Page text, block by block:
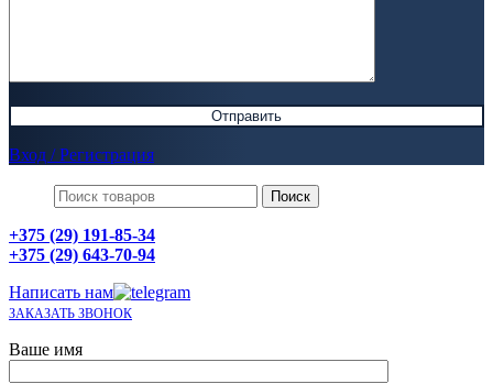
Вход / Регистрация
Поиск
+375 (29) 191-85-34
+375 (29) 643-70-94
Написать нам
ЗАКАЗАТЬ ЗВОНОК
Ваше имя